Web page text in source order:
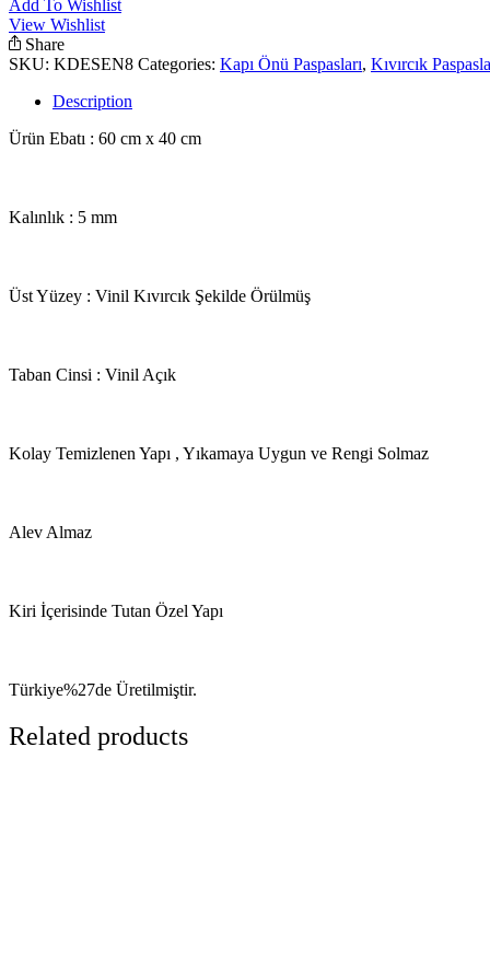
Add To Wishlist
View Wishlist
Share
SKU: KDESEN8 Categories: Kapı Önü Paspasları, Kıvırcık
Description
Ürün Ebatı : 60 cm x 40 cm
Kalınlık : 5 mm
Üst Yüzey : Vinil Kıvırcık Şekilde Örülmüş
Taban Cinsi : Vinil Açık
Kolay Temizlenen Yapı , Yıkamaya Uygun ve Rengi Solmaz
Alev Almaz
Kiri İçerisinde Tutan Özel Yapı
Türkiye%27de Üretilmiştir.
Related products